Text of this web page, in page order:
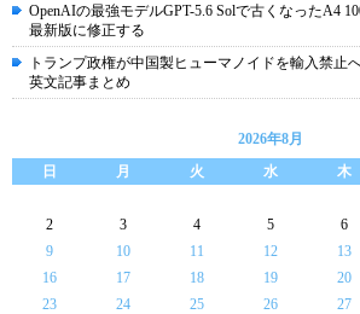
OpenAIの最強モデルGPT-5.6 Solで古くなったA4
最新版に修正する
トランプ政権が中国製ヒューマノイドを輸入禁止
英文記事まとめ
2026年8月
日
月 火 水 木
2
3 4 5 6
9
10 11 12 13
16
17 18 19 20
23
24 25 26 27